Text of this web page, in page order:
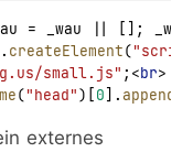
= _wau || [];
. createElement(
small.js" ; <br>
("head")[0].
externes